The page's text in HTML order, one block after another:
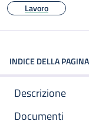
Lavoro
INDICE DELLA PAGINA
Descrizione
Documenti